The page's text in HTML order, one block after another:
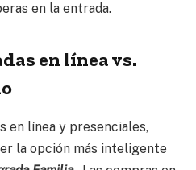
en la entrada.
en línea vs.
en línea y presenciales,
la opción más inteligente